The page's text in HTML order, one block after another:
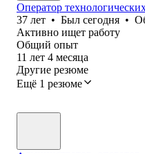
Оператор
37 лет • Был сегодня •
Активно ищет работу
Общий опыт
11 лет 4 месяца
Другие резюме
Ещё 1 резюме